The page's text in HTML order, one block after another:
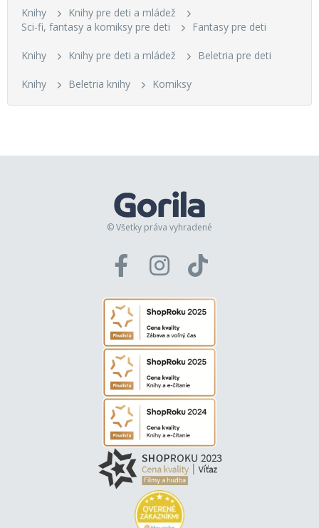
Knihy
Knihy pre deti a mládež
Sci-fi, fantasy a komiksy pre deti
Fantasy pre deti
Knihy Knihy pre deti a mládež Beletria pre deti
Knihy Beletria knihy Komiksy
© Všetky práva vyhradené